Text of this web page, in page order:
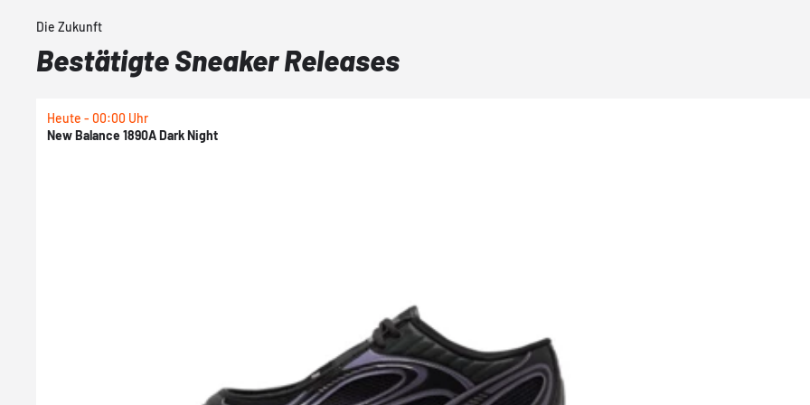
Die Zukunft
Bestätigte Sneaker Releases
Heute - 00:00 Uhr
New Balance 1890A Dark Night